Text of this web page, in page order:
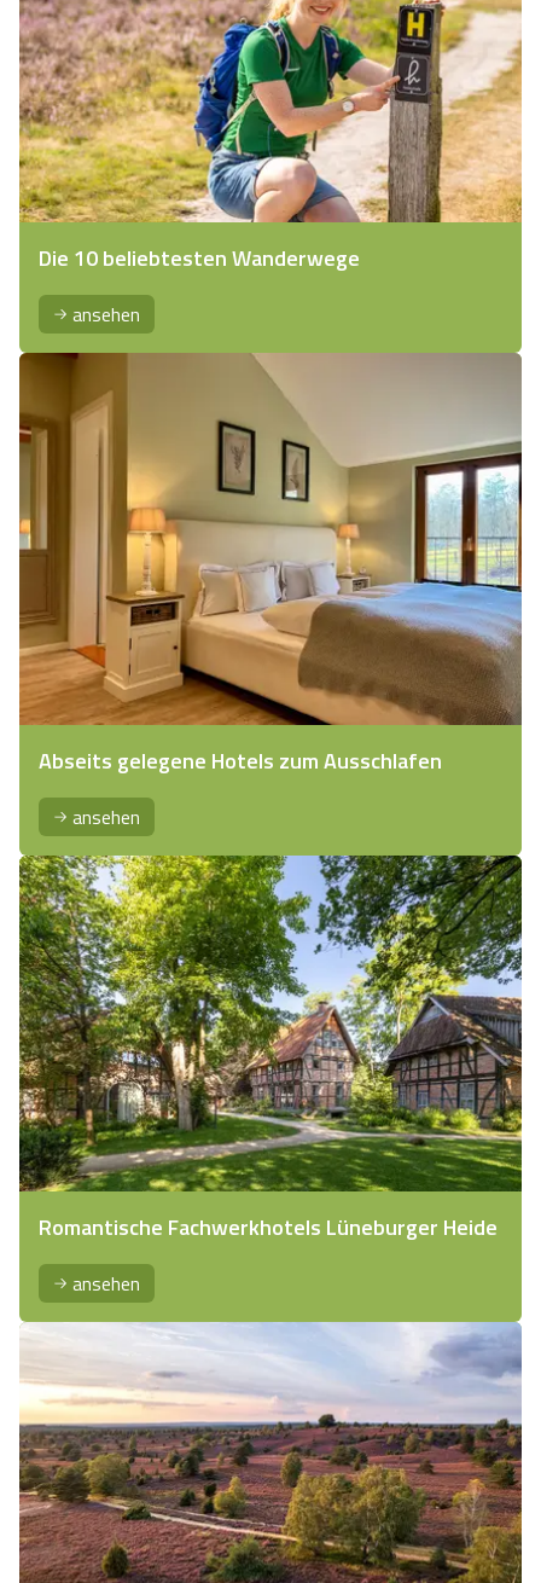
Die 10 beliebtesten Wanderwege
ansehen
Abseits gelegene Hotels zum Ausschlafen
ansehen
Romantische Fachwerkhotels Lüneburger Heide
ansehen